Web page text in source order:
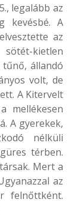
legalább az
kevésbé. A
az
kietlen
állandó
volt, de
A Kitervelt
mellékesen
A gyerekek,
nélküli
térben.
Mert a
az
felnőttként.